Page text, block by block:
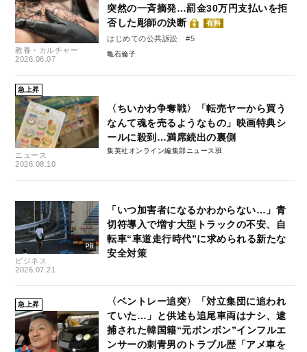
教養・カルチャー
2026.06.07
突然の一斉摘発…罰金30万円支払いを拒
否した彫師の決断
有料
はじめての公共訴訟 #5
亀石倫子
急上昇
ニュース
2026.08.10
〈ちいかわ争奪戦〉「転売ヤーから買う
なんて魂を売るようなもの」映画特典シ
ールに殺到…満席続出の裏側
集英社オンライン編集部ニュース班
ビジネス
2026.07.21
「いつ加害者になるかわからない…」青
切符導入で増す大型トラックの不安、自
転車“車道走行時代”に求められる新たな
安全対策
急上昇
〈ベントレー追突〉「対立集団に追われ
ていた…」と供述も追尾車両はナシ、逮
捕された韓国籍“元ボンボン”インフルエ
ンサーの刺青男のトラブル歴「アメ車を